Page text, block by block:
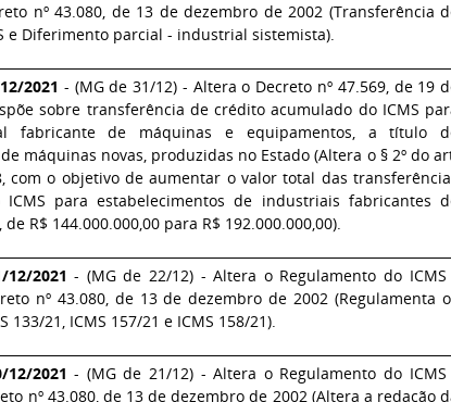
nº 43.080, de 13 de dezembro de 2002 (Transferência
e Diferimento parcial - industrial sistemista).
2021 - (MG de 31/12) - Altera o Decreto nº 47.569, de 19
sobre transferência de crédito acumulado do ICMS
fabricante de máquinas e equipamentos, a título
máquinas novas, produzidas no Estado (Altera o § 2º do
com o objetivo de aumentar o valor total das
para estabelecimentos de industriais fabricantes
R$ 144.000.000,00 para R$ 192.000.000,00).
12/2021 - (MG de 22/12) - Altera o Regulamento do ICMS
nº 43.080, de 13 de dezembro de 2002 (Regulamenta
133/21, ICMS 157/21 e ICMS 158/21).
12/2021 - (MG de 21/12) - Altera o Regulamento do ICMS
nº 43.080, de 13 de dezembro de 2002 (Altera a redação